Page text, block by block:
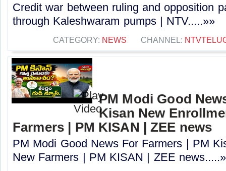
Credit war between ruling and opposition
through Kaleshwaram pumps | NTV.....»»
CATEGORY: NEWS CHANNEL:
PM Modi Good
Kisan New
Farmers | PM KISAN | ZEE news
PM Modi Good News For Farmers | PM
New Farmers | PM KISAN | ZEE